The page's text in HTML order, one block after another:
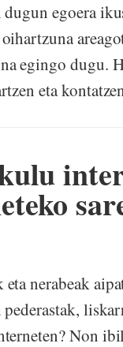
egoera
egingo dugu.
eta
nerabeak
pederastak,
Non